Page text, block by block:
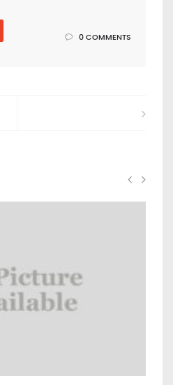
0 COMMENTS